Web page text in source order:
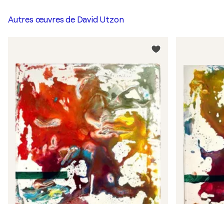
Autres œuvres de David Utzon